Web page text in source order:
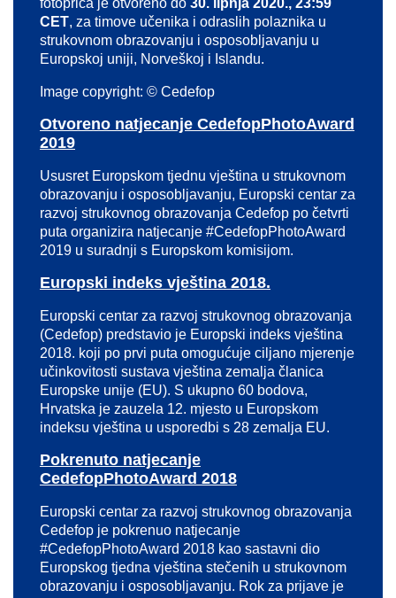
fotopriča je otvoreno do 30. lipnja 2020., 23:59
CET, za timove učenika i odraslih polaznika u
strukovnom obrazovanju i osposobljavanju u
Europskoj uniji, Norveškoj i Islandu.
Image copyright: © Cedefop
Otvoreno natjecanje CedefopPhotoAward
2019
Ususret Europskom tjednu vještina u strukovnom
obrazovanju i osposobljavanju, Europski centar za
razvoj strukovnog obrazovanja Cedefop po četvrti
puta organizira natjecanje #CedefopPhotoAward
2019 u suradnji s Europskom komisijom.
Europski indeks vještina 2018.
Europski centar za razvoj strukovnog obrazovanja
(Cedefop) predstavio je Europski indeks vještina
2018. koji po prvi puta omogućuje ciljano mjerenje
učinkovitosti sustava vještina zemalja članica
Europske unije (EU). S ukupno 60 bodova,
Hrvatska je zauzela 12. mjesto u Europskom
indeksu vještina u usporedbi s 28 zemalja EU.
Pokrenuto natjecanje
CedefopPhotoAward 2018
Europski centar za razvoj strukovnog obrazovanja
Cedefop je pokrenuo natjecanje
#CedefopPhotoAward 2018 kao sastavni dio
Europskog tjedna vještina stečenih u strukovnom
obrazovanju i osposobljavanju. Rok za prijave je